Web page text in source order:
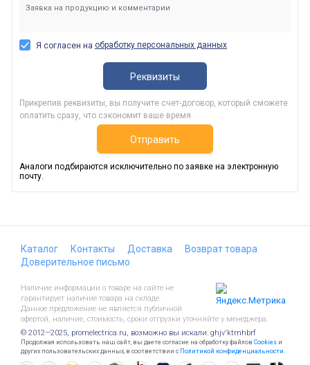
Я согласен на обработку персональных данных
Реквизиты
Прикрепив реквизиты, вы получите счет-договор, который сможете
оплатить сразу, что сэкономит ваше время.
Отправить
Аналоги подбираются исключительно по заявке на электронную
почту.
Каталог Контакты Доставка
Возврат товара
Доверительное письмо
Наличие информации о товаре на сайте не
гарантирует наличие товара на складе.
Данное предложение не является публичной
офертой, наличие, стоимость, сроки отгрузки уточняйте у менеджера.
© 2012—2025, promelectrica.ru, возможно вы искали: ghjv'ktrnhbrf
Продолжая использовать наш сайт, вы даете согласие на обработку файлов Cookies и
других пользовательских данных, в соответствии с Политикой конфиденциальности.